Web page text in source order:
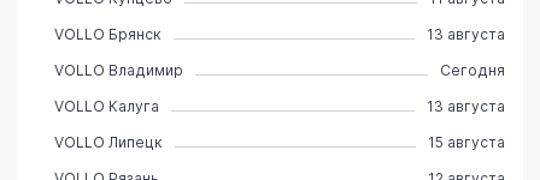
VOLLO Брянск
13 августа
VOLLO Владимир
Сегодня
VOLLO Калуга
13 августа
VOLLO Липецк
15 августа